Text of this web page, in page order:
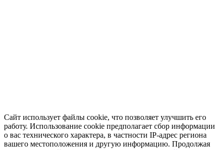
Сайт использует файлы cookie, что позволяет улучшить его
работу. Использование cookie предполагает сбор информации
о вас технического характера, в частности IP-адрес региона
вашего местоположения и другую информацию. Продолжая